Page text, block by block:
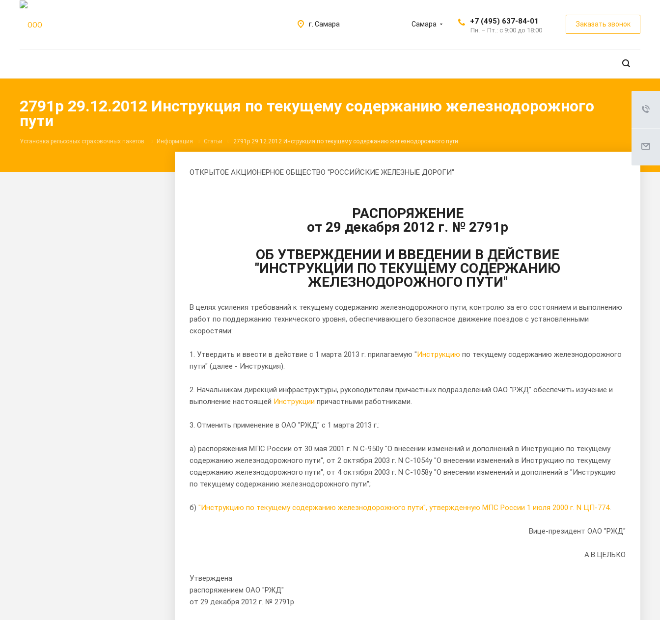
Самара +7 (495) 637-84-01
Пн. – Пт.: с 9:00 до 18:00
Заказать звонок
г. Самара
2791р 29.12.2012 Инструкция по текущему содержанию железнодорожного
пути
Установка рельсовых страховочных пакетов. Информация Статьи 2791р 29.12.2012 Инструкция по текущему содержанию железнодорожного пути
ОТКРЫТОЕ АКЦИОНЕРНОЕ ОБЩЕСТВО "РОССИЙСКИЕ ЖЕЛЕЗНЫЕ ДОРОГИ"
РАСПОРЯЖЕНИЕ
от 29 декабря 2012 г. № 2791р
ОБ УТВЕРЖДЕНИИ И ВВЕДЕНИИ В ДЕЙСТВИЕ
"ИНСТРУКЦИИ ПО ТЕКУЩЕМУ СОДЕРЖАНИЮ
ЖЕЛЕЗНОДОРОЖНОГО ПУТИ"
В целях усиления требований к текущему содержанию железнодорожного пути, контролю за его состоянием и выполнению
работ по поддержанию технического уровня, обеспечивающего безопасное движение поездов с установленными
скоростями:
1. Утвердить и ввести в действие с 1 марта 2013 г. прилагаемую "Инструкцию по текущему содержанию железнодорожного
пути" (далее - Инструкция).
2. Начальникам дирекций инфраструктуры, руководителям причастных подразделений ОАО "РЖД" обеспечить изучение и
выполнение настоящей Инструкции причастными работниками.
3. Отменить применение в ОАО "РЖД" с 1 марта 2013 г.:
а) распоряжения МПС России от 30 мая 2001 г. N С-950у "О внесении изменений и дополнений в Инструкцию по текущему
содержанию железнодорожного пути", от 2 октября 2003 г. N С-1054у "О внесении изменений в Инструкцию по текущему
содержанию железнодорожного пути", от 4 октября 2003 г. N С-1058у "О внесении изменений и дополнений в "Инструкцию
по текущему содержанию железнодорожного пути";
б) "Инструкцию по текущему содержанию железнодорожного пути", утвержденную МПС России 1 июля 2000 г. N ЦП-774.
Вице-президент ОАО "РЖД"
А.В.ЦЕЛЬКО
Утверждена
распоряжением ОАО "РЖД"
от 29 декабря 2012 г. № 2791р